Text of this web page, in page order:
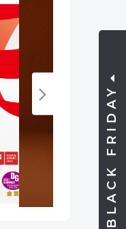
BLACK FRIDAY